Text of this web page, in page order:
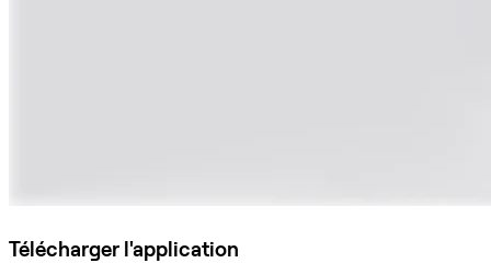
Télécharger l'application